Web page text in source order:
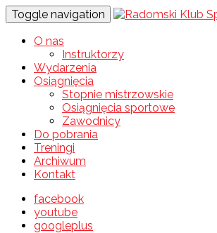
Toggle navigation
O nas
Instruktorzy
Wydarzenia
Osiągnięcia
Stopnie mistrzowskie
Osiągnięcia sportowe
Zawodnicy
Do pobrania
Treningi
Archiwum
Kontakt
facebook
youtube
googleplus